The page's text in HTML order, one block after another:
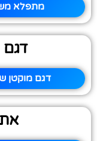
מתפלא
דגם
דגם מוקטן